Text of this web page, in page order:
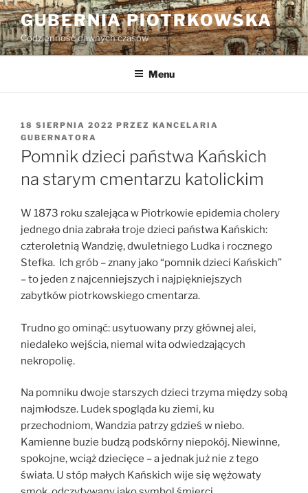
Przejdź
do
treści
GUBERNIA PIOTRKOWSKA
Codzienność dawnych czasów
Menu
OPUBLIKOWANE
W
18 SIERPNIA 2022 PRZEZ KANCELARIA
GUBERNATORA
Pomnik dzieci państwa Kańskich
na starym cmentarzu katolickim
W 1873 roku szalejąca w Piotrkowie epidemia cholery
jednego dnia zabrała troje dzieci państwa Kańskich:
czteroletnią Wandzię, dwuletniego Ludka i rocznego
Stefka. Ich grób – znany jako “pomnik dzieci Kańskich”
– to jeden z najcenniejszych i najpiękniejszych
zabytków piotrkowskiego cmentarza.
Trudno go ominąć: usytuowany przy głównej alei,
niedaleko wejścia, niemal wita odwiedzających
nekropolię.
Na pomniku dwoje starszych dzieci trzyma między sobą
najmłodsze. Ludek spogląda ku ziemi, ku
przechodniom, Wandzia patrzy gdzieś w niebo.
Kamienne buzie budzą podskórny niepokój. Niewinne,
spokojne, wciąż dziecięce – a jednak już nie z tego
świata. U stóp małych Kańskich wije się wężowaty